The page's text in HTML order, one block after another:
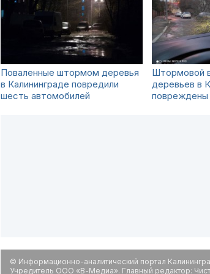
Поваленные штормом деревья
в Калининграде повредили
шесть автомобилей
Штормовой
деревьев в
повреждены
© Информационно-аналитический портал
Учредитель ООО «В-Медиа». Главный редактор: